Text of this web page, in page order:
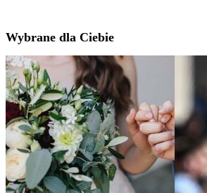
Wybrane dla Ciebie